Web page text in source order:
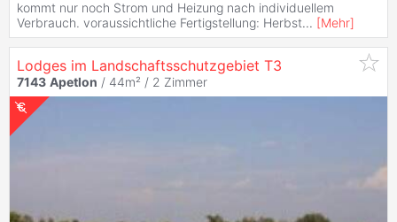
kommt nur noch Strom und Heizung nach individuellem
Verbrauch. voraussichtliche Fertigstellung: Herbst... [Mehr]
Lodges im Landschaftsschutzgebiet T3
7143 Apetlon / 44m² / 2 Zimmer